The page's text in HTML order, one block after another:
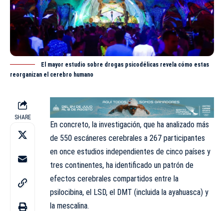
El mayor estudio sobre drogas psicodélicas revela cómo estas
reorganizan el cerebro humano
SHARE
En concreto, la investigación, que ha analizado más
de 550 escáneres cerebrales a 267 participantes
en once estudios independientes de cinco países y
tres continentes, ha identificado un patrón de
efectos cerebrales compartidos entre la
psilocibina, el LSD, el DMT (incluida la ayahuasca) y
la mescalina.